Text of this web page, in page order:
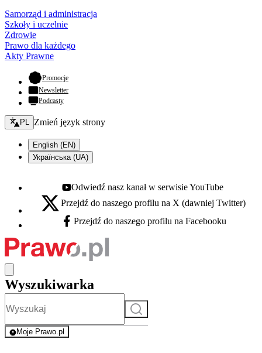
Samorząd i administracja
Szkoły i uczelnie
Zdrowie
Prawo dla każdego
Akty Prawne
Promocje- otwiera się w nowej karcie
Newsletter
Podcasty
Zmień język - bieżący:
PL Zmień język strony
English (EN)
Українська (UA)
Youtube - otwiera się w nowej karcie
Odwiedź nasz kanał w serwisie YouTube
X - otwiera się w nowej karcie
Przejdź do naszego profilu na X (dawniej Twitter)
Facebook - otwiera się w nowej karcie
Przejdź do naszego profilu na Facebooku
Wyszukiwarka
Szukaj
Moje Prawo.pl
- rejestracja i logowanie do serwisu